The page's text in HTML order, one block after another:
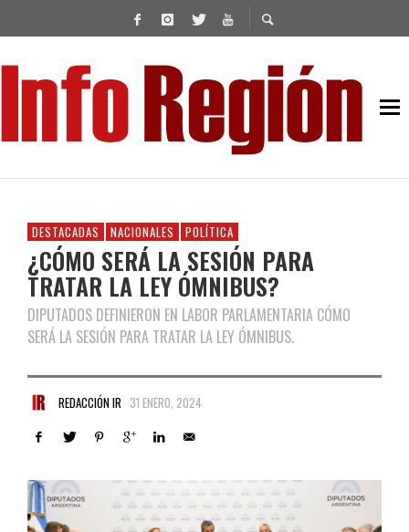
DESTACADAS NACIONALES POLÍTICA
¿CÓMO SERÁ LA SESIÓN PARA
TRATAR LA LEY ÓMNIBUS?
DIPUTADOS DEFINIERON EN LABOR PARLAMENTARIA CÓMO
SERÁ LA SESIÓN PARA TRATAR LA LEY ÓMNIBUS.
REDACCIÓN IR 31 ENERO, 2024